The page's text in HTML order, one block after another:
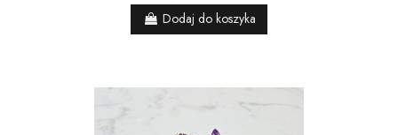
Dodaj do koszyka